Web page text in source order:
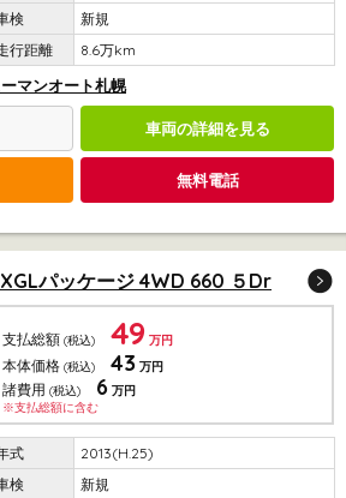
新規
8.6万km
マンオート札幌
車両の詳細を見る
無料電話
パッケージ 4WD 660 ５Dr
支払総額 (税込) 49 万円
本体価格 (税込) 43 万円
諸費用 (税込) 6 万円
※支払総額に含む
2013(H.25)
新規